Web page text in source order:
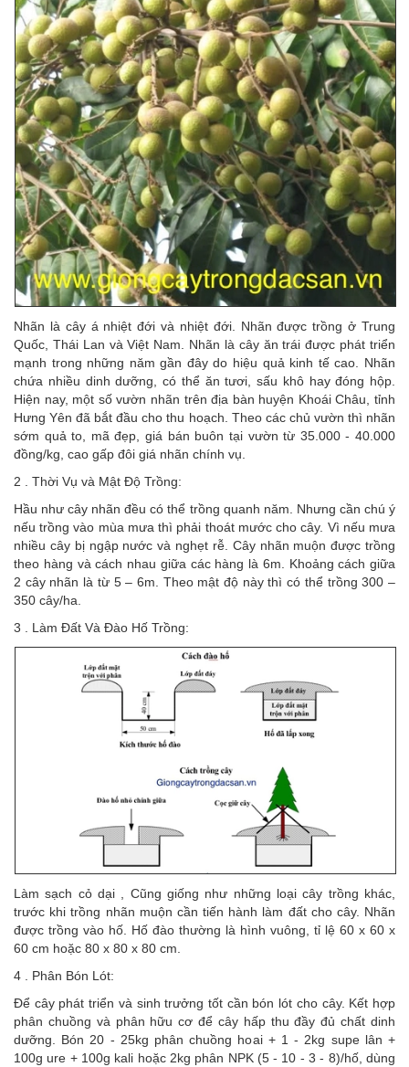
Nhãn là cây á nhiệt đới và nhiệt đới. Nhãn được trồng ở Trung
Quốc, Thái Lan và Việt Nam. Nhãn là cây ăn trái được phát triển
mạnh trong những năm gần đây do hiệu quả kinh tế cao. Nhãn
chứa nhiều dinh dưỡng, có thể ăn tươi, sấu khô hay đóng hộp.
Hiện nay, một số vườn nhãn trên địa bàn huyện Khoái Châu, tỉnh
Hưng Yên đã bắt đầu cho thu hoạch. Theo các chủ vườn thì nhãn
sớm quả to, mã đẹp, giá bán buôn tại vườn từ 35.000 - 40.000
đồng/kg, cao gấp đôi giá nhãn chính vụ.
2 . Thời Vụ và Mật Độ Trồng:
Hầu như cây nhãn đều có thể trồng quanh năm. Nhưng cần chú ý
nếu trồng vào mùa mưa thì phải thoát mước cho cây. Vì nếu mưa
nhiều cây bị ngập nước và nghẹt rễ. Cây nhãn muộn được trồng
theo hàng và cách nhau giữa các hàng là 6m. Khoảng cách giữa
2 cây nhãn là từ 5 – 6m. Theo mật độ này thì có thể trồng 300 –
350 cây/ha.
3 . Làm Đất Và Đào Hố Trồng:
Làm sạch cỏ dại , Cũng giống như những loại cây trồng khác,
trước khi trồng nhãn muộn cần tiến hành làm đất cho cây. Nhãn
được trồng vào hố. Hố đào thường là hình vuông, tỉ lệ 60 x 60 x
60 cm hoặc 80 x 80 x 80 cm.
4 . Phân Bón Lót:
Để cây phát triển và sinh trưởng tốt cần bón lót cho cây. Kết hợp
phân chuồng và phân hữu cơ để cây hấp thu đầy đủ chất dinh
dưỡng. Bón 20 - 25kg phân chuồng hoai + 1 - 2kg supe lân +
100g ure + 100g kali hoặc 2kg phân NPK (5 - 10 - 3 - 8)/hố, dùng